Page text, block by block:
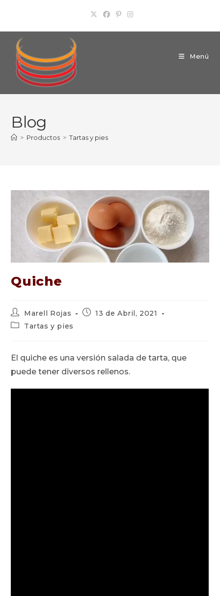
contenido
Menú
Blog
> Productos > Tartas y pies
Quiche
Autor
de
la
Marell Rojas
Publicación
13 de Abril, 2021
Categoría
entrada:
Tartas y pies
El quiche es una versión salada de tarta, que
puede tener diversos rellenos.